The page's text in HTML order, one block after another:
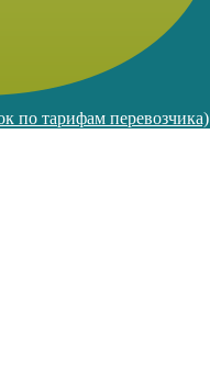
по тарифам перевозчика)